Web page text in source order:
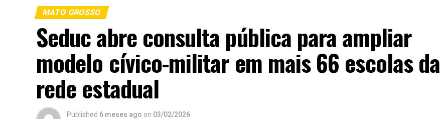
MATO GROSSO
Seduc abre consulta pública para ampliar
modelo cívico-militar em mais 66 escolas da
rede estadual
Published 6 meses ago on 03/02/2026